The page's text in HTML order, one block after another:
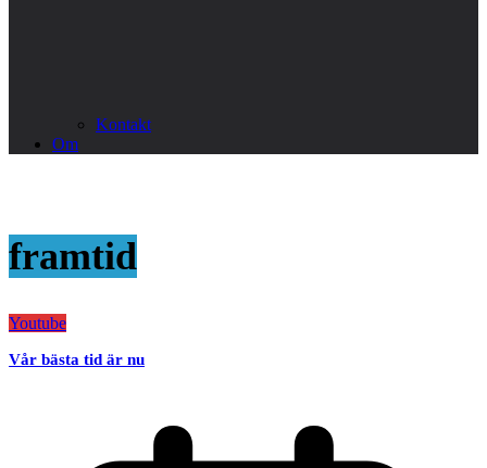
Kontakt
Om
framtid
Youtube
Vår bästa tid är nu